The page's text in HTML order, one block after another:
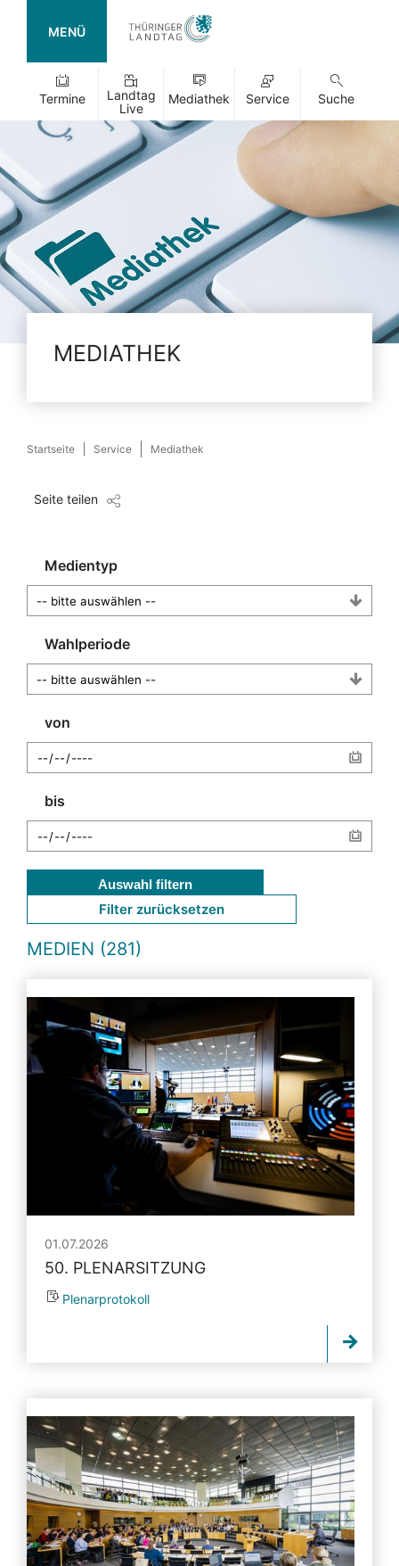
MENÜ
Termine
Landtag
Live
Mediathek Service Suche
MEDIATHEK
Startseite Service Mediathek
Seite teilen
Medientyp
Wahlperiode
von
bis
Auswahl filtern
Filter zurücksetzen
MEDIEN (281)
01.07.2026
50. PLENARSITZUNG
Plenarprotokoll